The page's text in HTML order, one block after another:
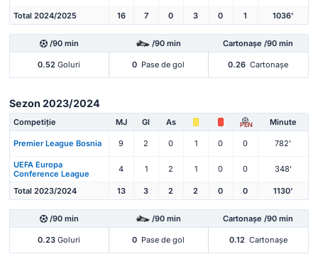
Total 2024/2025 16 7 0 3 0 1 1036'
/90 min /90 min Cartonașe /90 min
0.52 Goluri 0 Pase de gol 0.26 Cartonașe
Sezon 2023/2024
Competiție MJ Gl As PEN Minute
Premier League Bosnia 9 2 0 1 0 0 782'
UEFA Europa
Conference League
4 1 2 1 0 0 348'
Total 2023/2024 13 3 2 2 0 0 1130'
/90 min /90 min Cartonașe /90 min
0.23 Goluri 0 Pase de gol 0.12 Cartonașe